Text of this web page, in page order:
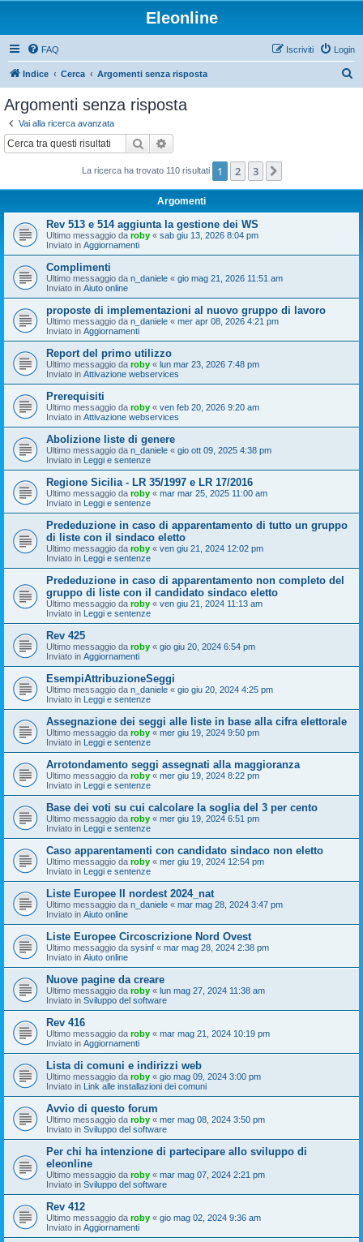
Eleonline
FAQ Login
Iscriviti
Indice Cerca Argomenti senza risposta
Argomenti senza risposta
Vai alla ricerca avanzata
Cerca
La ricerca ha trovato 110 risultati 1 2 3
Argomenti
Rev 513 e 514 aggiunta la gestione dei WS
Ultimo messaggio da roby « sab giu 13, 2026 8:04 pm
Inviato in Aggiornamenti
Complimenti
Ultimo messaggio da n_daniele « gio mag 21, 2026 11:51 am
Inviato in Aiuto online
proposte di implementazioni al nuovo gruppo di lavoro
Ultimo messaggio da n_daniele « mer apr 08, 2026 4:21 pm
Inviato in Aggiornamenti
Report del primo utilizzo
Ultimo messaggio da roby « lun mar 23, 2026 7:48 pm
Inviato in Attivazione webservices
Prerequisiti
Ultimo messaggio da roby « ven feb 20, 2026 9:20 am
Inviato in Attivazione webservices
Abolizione liste di genere
Ultimo messaggio da n_daniele « gio ott 09, 2025 4:38 pm
Inviato in Leggi e sentenze
Regione Sicilia - LR 35/1997 e LR 17/2016
Ultimo messaggio da roby « mar mar 25, 2025 11:00 am
Inviato in Leggi e sentenze
Prededuzione in caso di apparentamento di tutto un gruppo
di liste con il sindaco eletto
Ultimo messaggio da roby « ven giu 21, 2024 12:02 pm
Inviato in Leggi e sentenze
Prededuzione in caso di apparentamento non completo del
gruppo di liste con il candidato sindaco eletto
Ultimo messaggio da roby « ven giu 21, 2024 11:13 am
Inviato in Leggi e sentenze
Rev 425
Ultimo messaggio da roby « gio giu 20, 2024 6:54 pm
Inviato in Aggiornamenti
EsempiAttribuzioneSeggi
Ultimo messaggio da n_daniele « gio giu 20, 2024 4:25 pm
Inviato in Leggi e sentenze
Assegnazione dei seggi alle liste in base alla cifra elettorale
Ultimo messaggio da roby « mer giu 19, 2024 9:50 pm
Inviato in Leggi e sentenze
Arrotondamento seggi assegnati alla maggioranza
Ultimo messaggio da roby « mer giu 19, 2024 8:22 pm
Inviato in Leggi e sentenze
Base dei voti su cui calcolare la soglia del 3 per cento
Ultimo messaggio da roby « mer giu 19, 2024 6:51 pm
Inviato in Leggi e sentenze
Caso apparentamenti con candidato sindaco non eletto
Ultimo messaggio da roby « mer giu 19, 2024 12:54 pm
Inviato in Leggi e sentenze
Liste Europee II nordest 2024_nat
Ultimo messaggio da n_daniele « mar mag 28, 2024 3:47 pm
Inviato in Aiuto online
Liste Europee Circoscrizione Nord Ovest
Ultimo messaggio da sysinf « mar mag 28, 2024 2:38 pm
Inviato in Aiuto online
Nuove pagine da creare
Ultimo messaggio da roby « lun mag 27, 2024 11:38 am
Inviato in Sviluppo del software
Rev 416
Ultimo messaggio da roby « mar mag 21, 2024 10:19 pm
Inviato in Aggiornamenti
Lista di comuni e indirizzi web
Ultimo messaggio da roby « gio mag 09, 2024 3:00 pm
Inviato in Link alle installazioni dei comuni
Avvio di questo forum
Ultimo messaggio da roby « mer mag 08, 2024 3:50 pm
Inviato in Sviluppo del software
Per chi ha intenzione di partecipare allo sviluppo di
eleonline
Ultimo messaggio da roby « mar mag 07, 2024 2:21 pm
Inviato in Sviluppo del software
Rev 412
Ultimo messaggio da roby « gio mag 02, 2024 9:36 am
Inviato in Aggiornamenti